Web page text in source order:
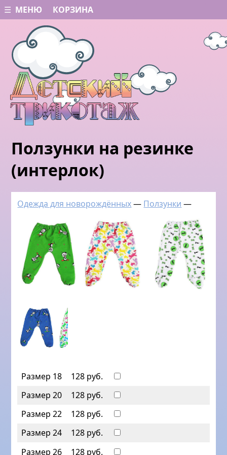
☰ МЕНЮ КОРЗИНА
Ползунки на резинке
(интерлок)
Одежда для новорождённых— Ползунки —
Размер 18
128 руб.
Размер 20
128 руб.
Размер 22
128 руб.
Размер 24
128 руб.
Размер 26
128 руб.